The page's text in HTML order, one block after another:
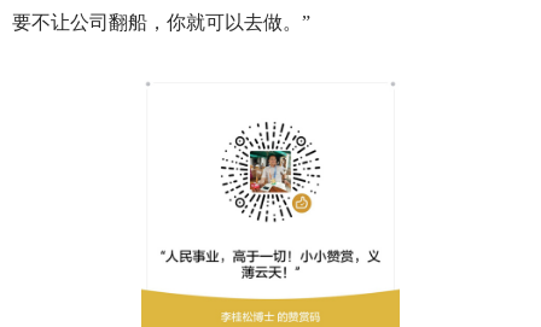
要不让公司翻船，你就可以去做。”